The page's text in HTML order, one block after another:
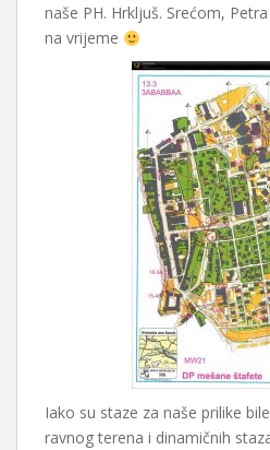
naše PH. Hrkljuš. Srećom,
na vrijeme
Iako su staze za naše prilike
ravnog terena i dinamičnih